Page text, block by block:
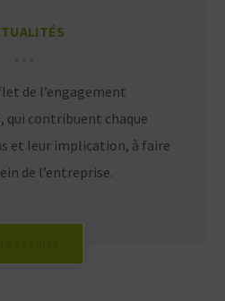
de l’engagement
qui contribuent chaque
et leur implication, à faire
de l’entreprise.